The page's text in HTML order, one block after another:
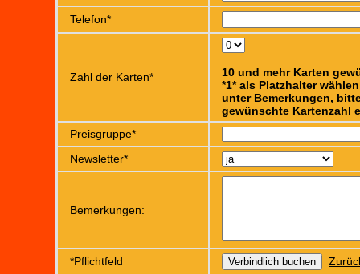
Telefon*
Zahl der Karten*
10 und mehr Karten
*1* als Platzhalter
unter Bemerkungen,
gewünschte Kartenzahl
Preisgruppe*
Newsletter*
Bemerkungen:
*Pflichtfeld